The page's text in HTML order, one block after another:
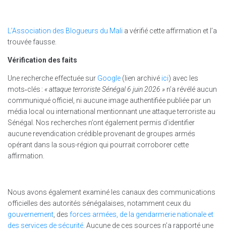
L’Association des Blogueurs du Mali a vérifié cette affirmation et l’a
trouvée fausse.
Vérification des faits
Une recherche effectuée sur Google (lien archivé ici) avec les
mots‑clés : « attaque terroriste Sénégal 6 juin 2026 » n’a révélé aucun
communiqué officiel, ni aucune image authentifiée publiée par un
média local ou international mentionnant une attaque terroriste au
Sénégal. Nos recherches n’ont également permis d’identifier
aucune revendication crédible provenant de groupes armés
opérant dans la sous-région qui pourrait corroborer cette
affirmation.
Nous avons également examiné les canaux des communications
officielles des autorités sénégalaises, notamment ceux du
gouvernement , des forces armées, de la gendarmerie nationale et
des services de sécurité . Aucune de ces sources n’a rapporté une